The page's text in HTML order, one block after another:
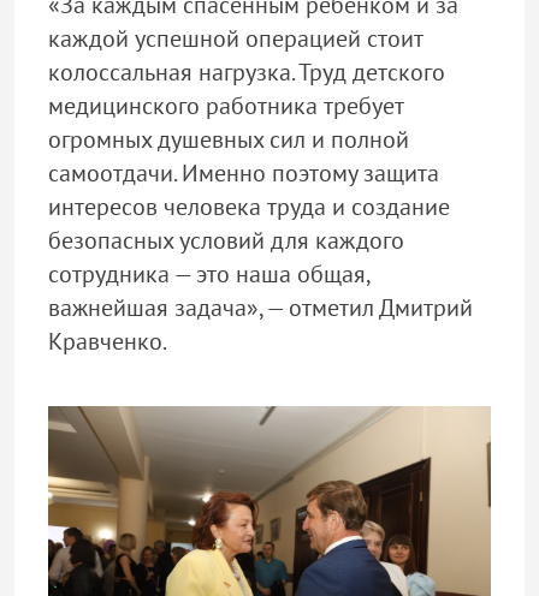
каждой успешной операцией стоит
колоссальная нагрузка. Труд детского
медицинского работника требует
огромных душевных сил и полной
самоотдачи. Именно поэтому защита
интересов человека труда и создание
безопасных условий для каждого
сотрудника — это наша общая,
важнейшая задача», — отметил Дмитрий
Кравченко.